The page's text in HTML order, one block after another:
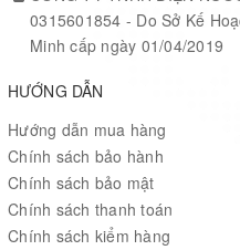
0315601854 - Do Sở Kế
Minh cấp ngày 01/04/2019
HƯỚNG DẪN
Hướng dẫn mua hàng
Chính sách bảo hành
Chính sách bảo mật
Chính sách thanh toán
Chính sách kiểm hàng